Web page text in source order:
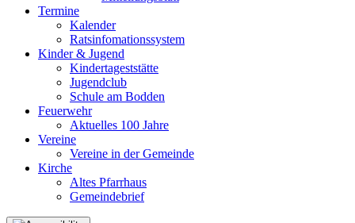
Termine
Kalender
Ratsinfomationssystem
Kinder & Jugend
Kindertageststätte
Jugendclub
Schule am Bodden
Feuerwehr
Aktuelles 100 Jahre
Vereine
Vereine in der Gemeinde
Kirche
Altes Pfarrhaus
Gemeindebrief